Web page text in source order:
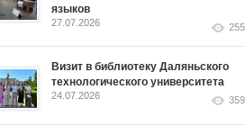
языков
27.07.2026 255
Визит в библиотеку Даляньского
технологического университета
24.07.2026 359